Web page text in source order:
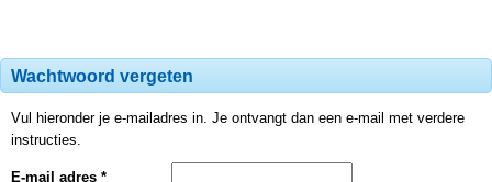
Wachtwoord vergeten
Vul hieronder je e-mailadres in. Je ontvangt dan een e-mail met verdere
instructies.
E-mail adres *